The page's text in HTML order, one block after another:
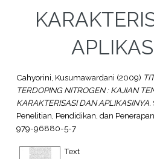
Cahyorini, Kusumawardani (2009)
TERDOPING NITROGEN : KAJIAN
KARAKTERISASI DAN APLIKASINYA.
Penelitian, Pendidikan, dan
979-96880-5-7
Text